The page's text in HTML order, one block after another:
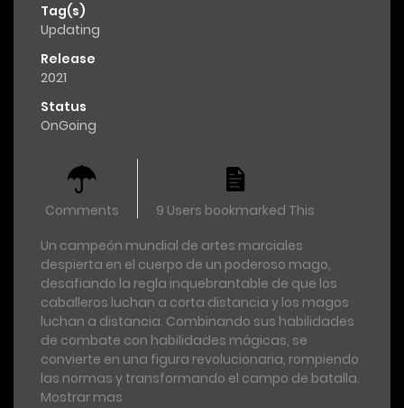
Tag(s)
Updating
Release
2021
Status
OnGoing
Comments
9 Users bookmarked This
Un campeón mundial de artes marciales
despierta en el cuerpo de un poderoso mago,
desafiando la regla inquebrantable de que los
caballeros luchan a corta distancia y los magos
luchan a distancia. Combinando sus habilidades
de combate con habilidades mágicas, se
convierte en una figura revolucionaria, rompiendo
las normas y transformando el campo de batalla.
Mostrar mas